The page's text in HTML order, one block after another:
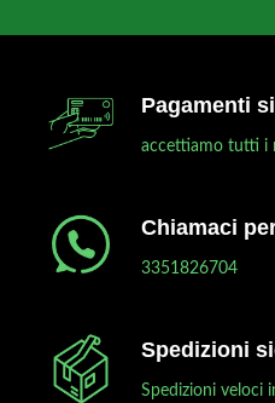
Pagamenti
accettiamo tutti i
Chiamaci
3351826704
Spedizioni
Spedizioni veloci